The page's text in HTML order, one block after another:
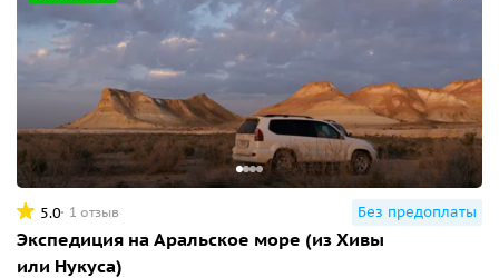
5.0 1 отзыв Без предоплаты
Экспедиция на Аральское море (из Хивы
или Нукуса)